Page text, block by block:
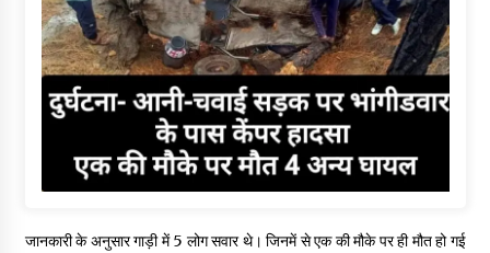
जानकारी के अनुसार गाड़ी में 5 लोग सवार थे। जिनमें से एक की मौके पर ही मौत हो गई